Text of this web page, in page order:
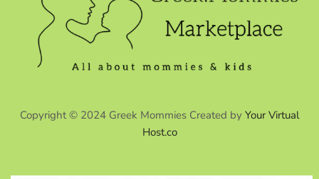
Copyright © 2024 Greek Mommies Created by Your Virtual
Host.co